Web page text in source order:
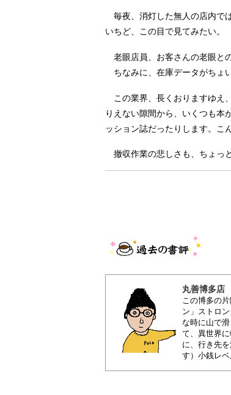
毎夜、消灯した無人の店内で
いちど、この目で見てみたい。
老眼店員、お客さんの老眼と
ちなみに、在庫データがちょ
この業界、長くおりますゆえ
りえない隙間から、いくつも本
ッション誌だったりします。こ
撤収作業の悲しさも、ちょっ
丸善博多店
この博多の
ン」ストロ
な時に山で
て、異世界
に、行き先
す）小銭レベ